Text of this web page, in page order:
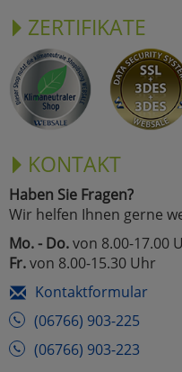
ZERTIFIKATE
KONTAKT
Haben Sie Fragen?
Wir helfen Ihnen gerne
Mo. - Do.von 8.00-17.00
Fr.von 8.00-15.30 Uhr
Kontaktformular
(06766) 903-225
(06766) 903-223